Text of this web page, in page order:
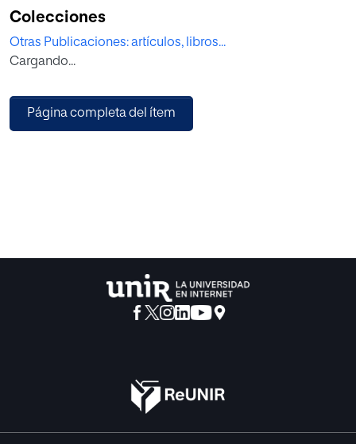
Colecciones
Otras Publicaciones: artículos, libros...
Cargando...
Página completa del ítem